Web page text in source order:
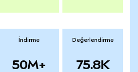
İndirme
50M+
Değerlendirme
75.8K